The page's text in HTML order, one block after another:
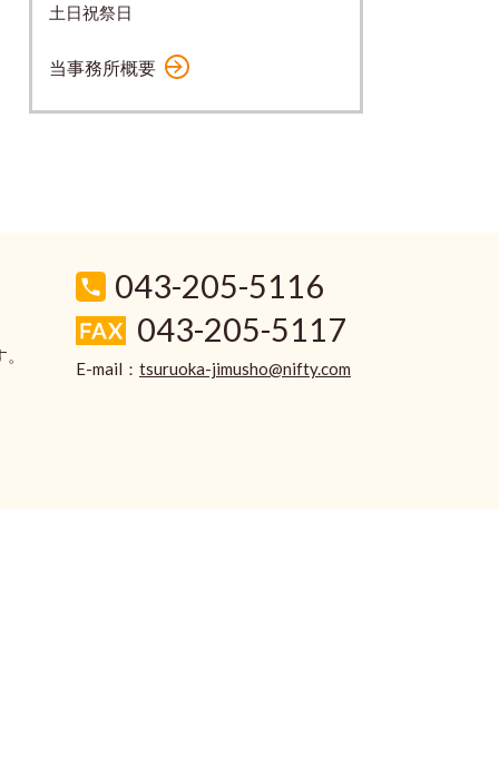
土日祝祭日
当事務所概要
043-205-5116
043-205-5117
E-mail： tsuruoka-jimusho@nifty.com